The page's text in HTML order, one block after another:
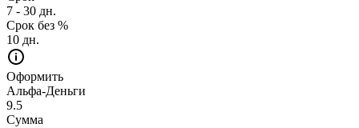
7 - 30 дн.
Срок без %
10 дн.
Оформить
Альфа-Деньги
9.5
Сумма